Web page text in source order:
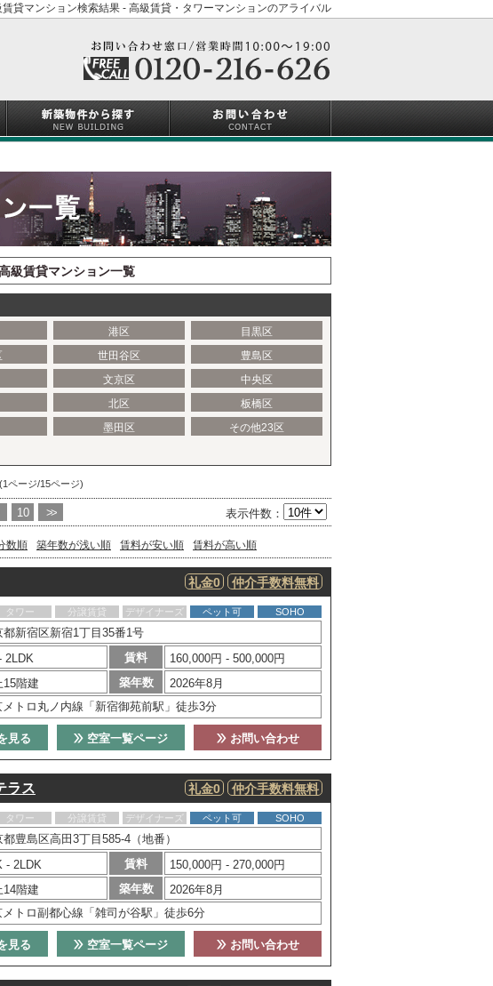
賃貸マンション検索結果 - 高級賃貸・タワーマンションのアライバル
級賃貸マンション一覧
港区
目黒区
世田谷区
豊島区
文京区
中央区
北区
板橋区
墨田区
その他23区
ページ/15ページ)
10 >> 表示件数：
数順 築年数が浅い順 賃料が安い順 賃料が高い順
仲介手数料無料
礼金0
タワー 分譲賃貸 デザイナーズ ペット可 SOHO
都新宿区新宿1丁目35番1号
2LDK 賃料
160,000円 - 500,000円
15階建 築年数
2026年8月
メトロ丸ノ内線「新宿御苑前駅」徒歩3分
お問い合わせ
空室一覧ページ
見る
ラス 仲介手数料無料
礼金0
タワー 分譲賃貸 デザイナーズ ペット可 SOHO
都豊島区高田3丁目585-4（地番）
- 2LDK 賃料
150,000円 - 270,000円
14階建 築年数
2026年8月
メトロ副都心線「雑司が谷駅」徒歩6分
お問い合わせ
空室一覧ページ
見る